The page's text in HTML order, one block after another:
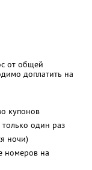
от общей
доплатить на
купонов
один раз
ночи)
номеров на